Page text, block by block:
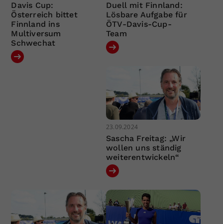
Davis Cup:
Österreich bittet
Finnland ins
Multiversum
Schwechat
Duell mit Finnland:
Lösbare Aufgabe für
ÖTV-Davis-Cup-
Team
23.09.2024
Sascha Freitag: „Wir
wollen uns ständig
weiterentwickeln“